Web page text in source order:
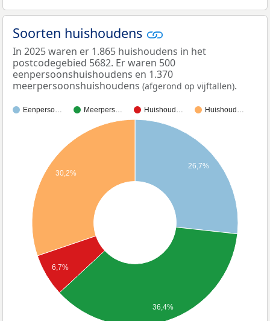
Soorten huishoudens
In 2025 waren er 1.865 huishoudens in het
postcodegebied 5682. Er waren 500
eenpersoonshuishoudens en 1.370
meerpersoonshuishoudens (afgerond op vijftallen).
Eenperso… Meerpers… Huishoud… Huishoud…
26,7%
30,2%
6,7%
36,4%